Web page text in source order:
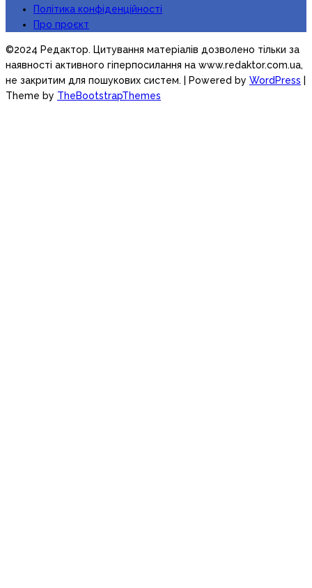
Політика конфіденційності
Про проєкт
©2024 Редактор. Цитування матеріалів дозволено тільки за
наявності активного гіперпосилання на www.redaktor.com.ua,
не закритим для пошукових систем. | Powered by WordPress |
Theme by TheBootstrapThemes